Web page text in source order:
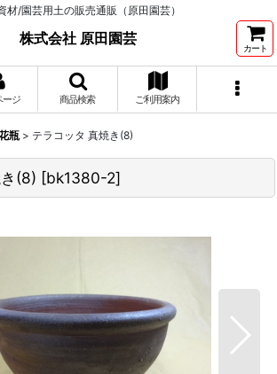
材/園芸用土の販売通販（原田園芸）
株式会社 原田園芸
カート
ージ 商品検索 ご利用案内
瓶 > テラコッタ 真焼き(8)
(8) [bk1380-2]